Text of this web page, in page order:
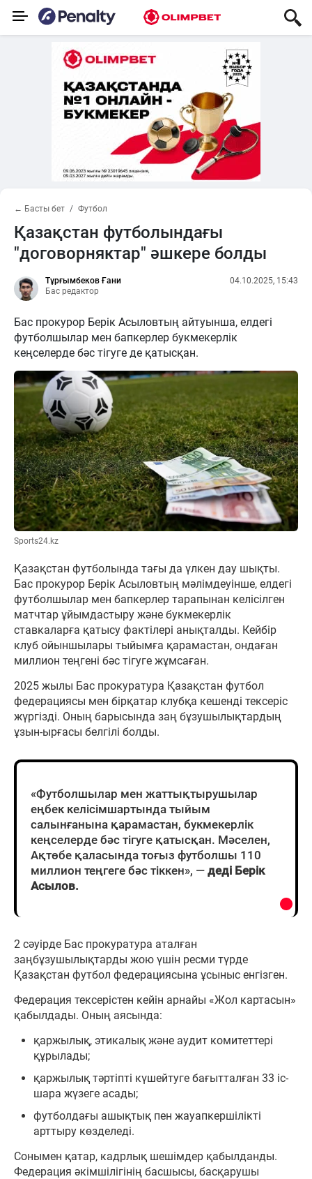
← Басты бет Футбол
Қазақстан футболындағы
"договорняктар" әшкере болды
Тұрғымбеков Ғани
Бас редактор
04.10.2025, 15:43
Бас прокурор Берік Асыловтың айтуынша, елдегі
футболшылар мен бапкерлер букмекерлік
кеңселерде бәс тігуге де қатысқан.
Sports24.kz
Қазақстан футболында тағы да үлкен дау шықты.
Бас прокурор Берік Асыловтың мәлімдеуінше, елдегі
футболшылар мен бапкерлер тарапынан келісілген
матчтар ұйымдастыру және букмекерлік
ставкаларға қатысу фактілері анықталды. Кейбір
клуб ойыншылары тыйымға қарамастан, ондаған
миллион теңгені бәс тігуге жұмсаған.
2025 жылы Бас прокуратура Қазақстан футбол
федерациясы мен бірқатар клубқа кешенді тексеріс
жүргізді. Оның барысында заң бұзушылықтардың
ұзын-ырғасы белгілі болды.
«Футболшылар мен жаттықтырушылар
еңбек келісімшартында тыйым
салынғанына қарамастан, букмекерлік
кеңселерде бәс тігуге қатысқан. Мәселен,
Ақтөбе қаласында тоғыз футболшы 110
миллион теңгеге бәс тіккен», — деді Берік
Асылов.
2 сәуірде Бас прокуратура аталған
заңбұзушылықтарды жою үшін ресми түрде
Қазақстан футбол федерациясына ұсыныс енгізген.
Федерация тексерістен кейін арнайы «Жол картасын»
қабылдады. Оның аясында:
қаржылық, этикалық және аудит комитеттері
құрылады;
қаржылық тәртіпті күшейтуге бағытталған 33 іс-
шара жүзеге асады;
футболдағы ашықтық пен жауапкершілікті
арттыру көзделеді.
Сонымен қатар, кадрлық шешімдер қабылданды.
Федерация әкімшілігінің басшысы, басқарушы